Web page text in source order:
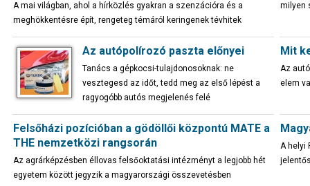
A mai világban, ahol a hírközlés gyakran a szenzációra és a
meghökkentésre épít, rengeteg témáról keringenek tévhitek
milyen
Az autópolírozó paszta előnyei
Tanács a gépkocsi-tulajdonosoknak: ne
vesztegesd az időt, tedd meg az első lépést a
ragyogóbb autós megjelenés felé
Mit
Az
elem
Felsőházi pozícióban a gödöllői központú MATE a
THE nemzetközi rangsorán
Az agrárképzésben éllovas felsőoktatási intézményt a legjobb hét
egyetem között jegyzik a magyarországi összevetésben
A helyi